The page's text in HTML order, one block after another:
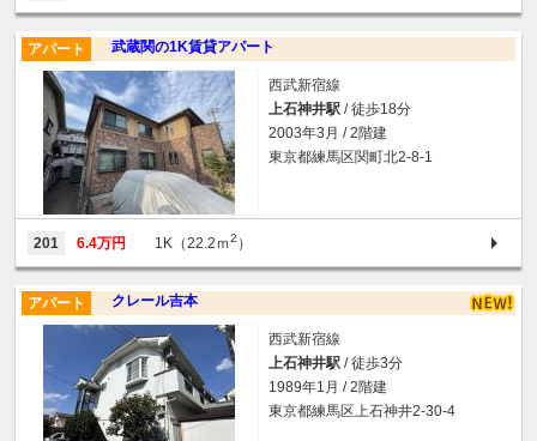
武蔵関の1K賃貸アパート
アパート
西武新宿線
上石神井駅 / 徒歩18分
2003年3月 / 2階建
東京都練馬区関町北2-8-1
201 6.4万円 1K（22.2ｍ2 ）
クレール吉本
アパート
西武新宿線
上石神井駅 / 徒歩3分
1989年1月 / 2階建
東京都練馬区上石神井2-30-4